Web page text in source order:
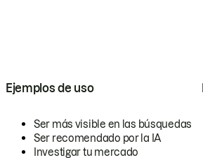
Ejemplos de uso
Ser más visible en las búsquedas
Ser recomendado por la IA
Investigar tu mercado